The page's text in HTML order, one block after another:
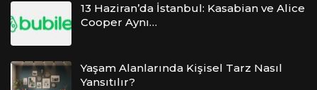
13 Haziran’da İstanbul: Kasabian ve Alice
Cooper Aynı…
Yaşam Alanlarında Kişisel Tarz Nasıl
Yansıtılır?